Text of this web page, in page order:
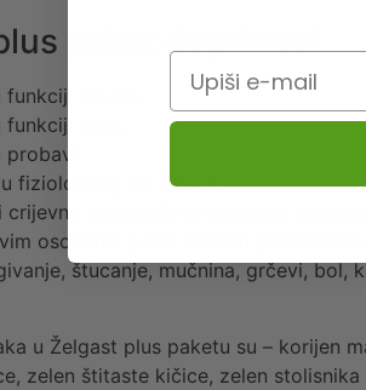
paket doprinosi
želuca,
jetre,
fiziološkog pH želuca,
crijevne ravnoteže te smanjuje
osobama s bilo kakvim problemima
štucanje, mučnina, grčevi, bol,
u Želgast plus paketu su – korijen
zelen štitaste kičice, zelen stolisnika
Email